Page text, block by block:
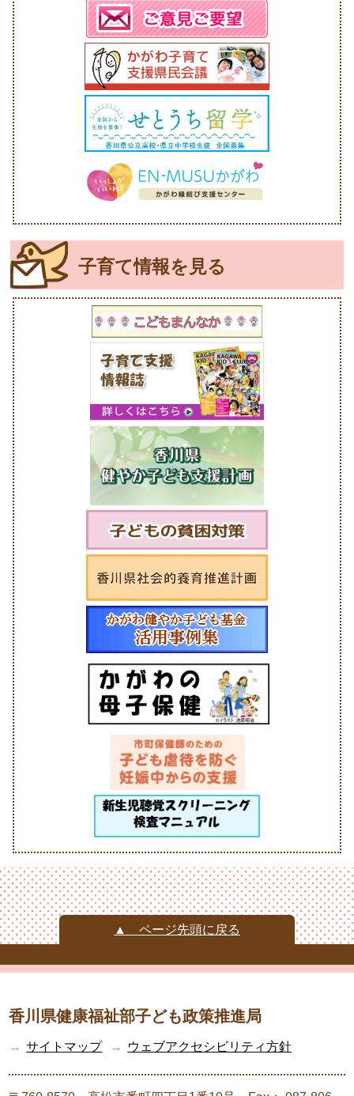
子育て情報を見る
▲ ページ先頭に戻る
香川県健康福祉部子ども政策推進局
→ サイトマップ → ウェブアクセシビリティ方針